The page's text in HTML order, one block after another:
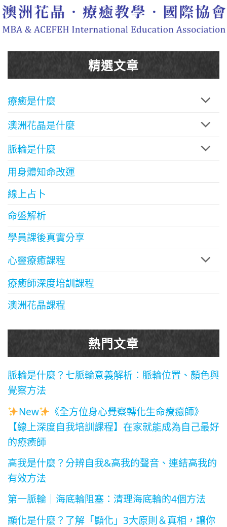
精選文章
療癒是什麼
澳洲花晶是什麼
脈輪是什麼
用身體知命改運
線上占卜
命盤解析
學員課後真實分享
心靈療癒課程
療癒師深度培訓課程
澳洲花晶課程
熱門文章
脈輪是什麼？七脈輪意義解析：脈輪位置、顏色與
覺察方法
New
《全方位身心覺察轉化生命療癒師》
【線上深度自我培訓課程】在家就能成為自己最好
的療癒師
高我是什麼？分辨自我&高我的聲音、連結高我的
有效方法
第一脈輪｜海底輪阻塞：清理海底輪的4個方法
顯化是什麼？了解「顯化」3大原則＆真相，讓你